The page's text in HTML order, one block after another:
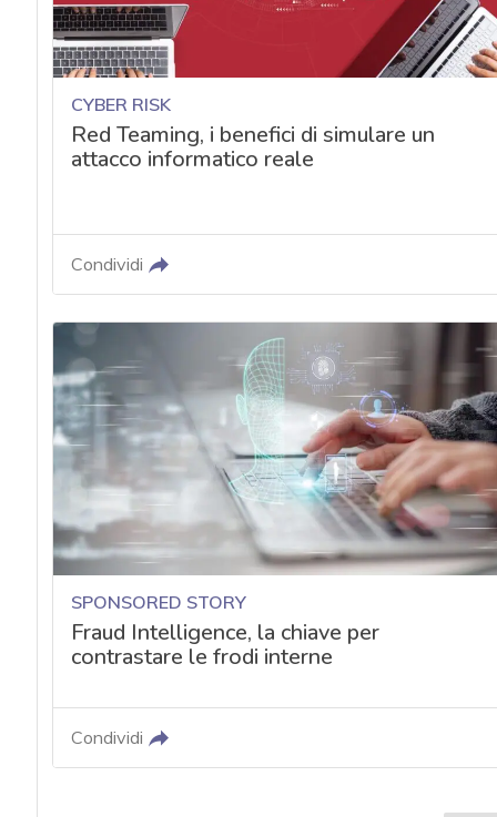
CYBER RISK
Red Teaming, i benefici di simulare un
attacco informatico reale
Condividi
SPONSORED STORY
Fraud Intelligence, la chiave per
contrastare le frodi interne
Condividi